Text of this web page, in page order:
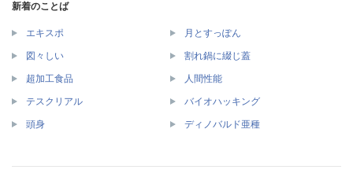
新着のことば
エキスポ 月とすっぽん
図々しい 割れ鍋に綴じ蓋
超加工食品 人間性能
テスクリアル バイオハッキング
頭身 ディノバルド亜種